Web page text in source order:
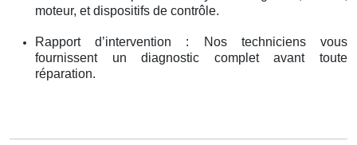
moteur, et dispositifs de contrôle.
Rapport d’intervention : Nos techniciens vous
fournissent un diagnostic complet avant toute
réparation.